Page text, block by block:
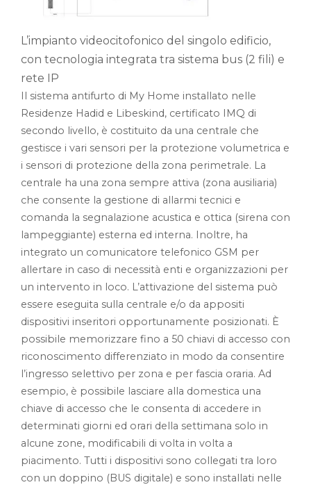
L’impianto videocitofonico del singolo edificio,
con tecnologia integrata tra sistema bus (2 fili) e
rete IP
Il sistema antifurto di My Home installato nelle
Residenze Hadid e Libeskind, certificato IMQ di
secondo livello, è costituito da una centrale che
gestisce i vari sensori per la protezione volumetrica e
i sensori di protezione della zona perimetrale. La
centrale ha una zona sempre attiva (zona ausiliaria)
che consente la gestione di allarmi tecnici e
comanda la segnalazione acustica e ottica (sirena con
lampeggiante) esterna ed interna. Inoltre, ha
integrato un comunicatore telefonico GSM per
allertare in caso di necessità enti e organizzazioni per
un intervento in loco. L’attivazione del sistema può
essere eseguita sulla centrale e/o da appositi
dispositivi inseritori opportunamente posizionati. È
possibile memorizzare fino a 50 chiavi di accesso con
riconoscimento differenziato in modo da consentire
l’ingresso selettivo per zona e per fascia oraria. Ad
esempio, è possibile lasciare alla domestica una
chiave di accesso che le consenta di accedere in
determinati giorni ed orari della settimana solo in
alcune zone, modificabili di volta in volta a
piacimento. Tutti i dispositivi sono collegati tra loro
con un doppino (BUS digitale) e sono installati nelle